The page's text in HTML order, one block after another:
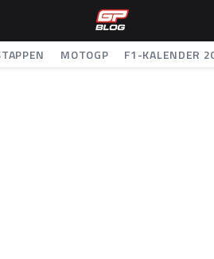
MOTOGP F1-KALENDER